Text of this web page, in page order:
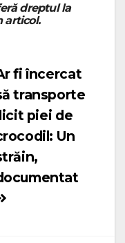
dreptul la
articol.
fi încercat
transporte
piei de
Un